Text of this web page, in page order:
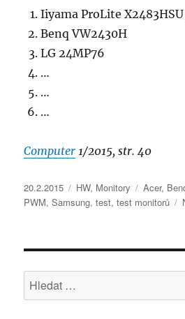
Iiyama ProLite
Benq VW2430H
LG 24MP76
…
…
…
Computer 1/2015, str. 40
Publikováno:
20.2.2015 Rubriky:
HW, Monitory Štítky:
Acer,
PWM,Samsung,test,test monitorů
Hledat: